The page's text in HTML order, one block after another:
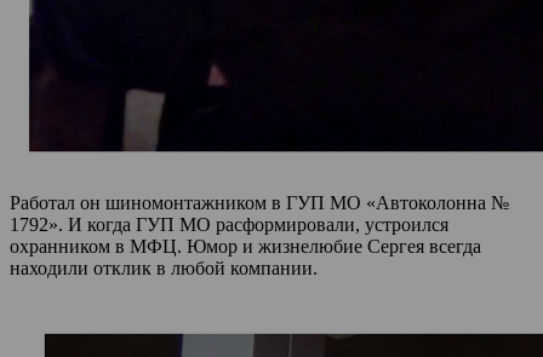
Работал он шиномонтажником в ГУП МО «Автоколонна №
1792». И когда ГУП МО расформировали, устроился
охранником в МФЦ. Юмор и жизнелюбие Сергея всегда
находили отклик в любой компании.